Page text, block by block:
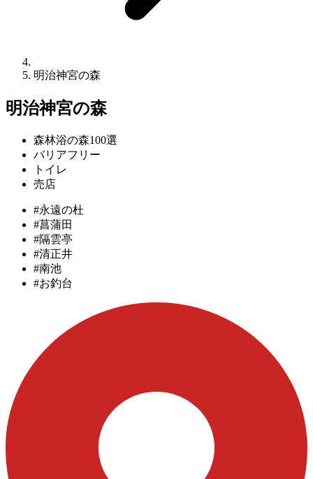
明治神宮の森
明治神宮の森
森林浴の森100選
バリアフリー
トイレ
売店
#永遠の杜
#菖蒲田
#隔雲亭
#清正井
#南池
#お釣台